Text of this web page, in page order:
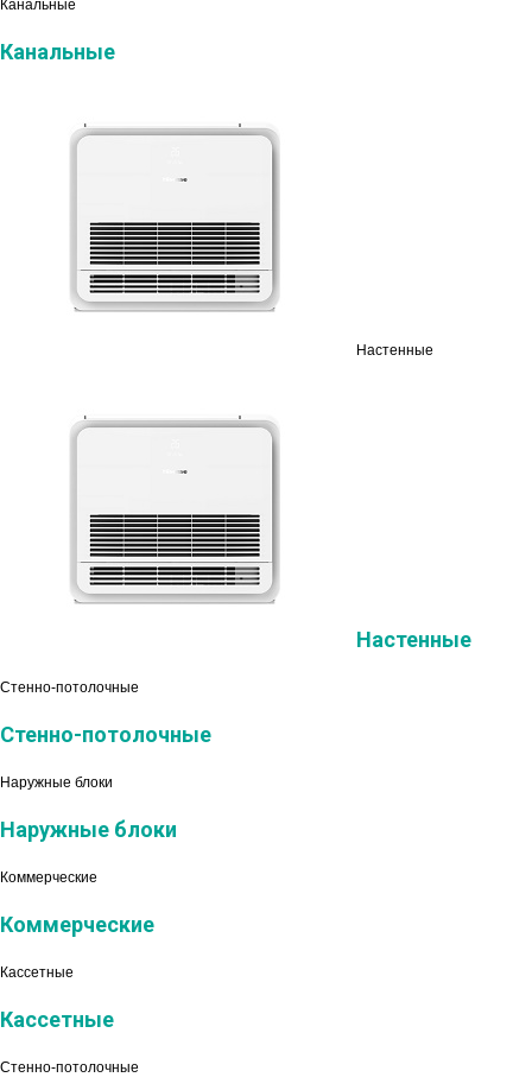
Канальные
Канальные
Настенные
Настенные
Стенно-потолочные
Стенно-потолочные
Наружные блоки
Наружные блоки
Коммерческие
Коммерческие
Кассетные
Кассетные
Стенно-потолочные